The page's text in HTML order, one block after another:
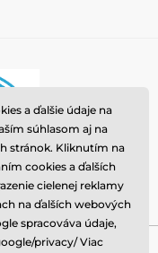
a ďalšie údaje na
súhlasom aj na
stránok. Kliknutím na
cookies a ďalších
cielenej reklamy
na ďalších webových
spracováva údaje,
privacy/ Viac